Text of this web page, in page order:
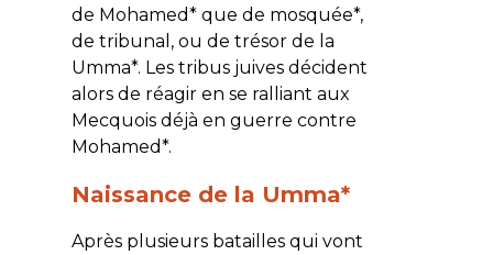
de Mohamed* que de mosquée*,
de tribunal, ou de trésor de la
Umma*. Les tribus juives décident
alors de réagir en se ralliant aux
Mecquois déjà en guerre contre
Mohamed*.
Naissance de la Umma*
Après plusieurs batailles qui vont